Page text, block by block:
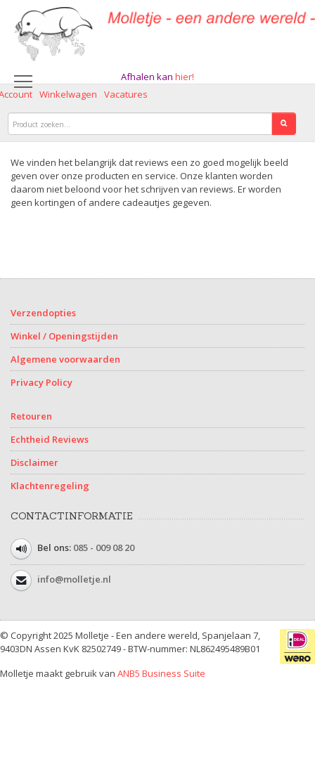
Afhalen kan hier!
Winkelwagen Vacatures
We vinden het belangrijk dat reviews een zo goed mogelijk beeld
geven over onze producten en service. Onze klanten worden
daarom niet beloond voor het schrijven van reviews. Er worden
geen kortingen of andere cadeautjes gegeven.
Verzendopties
Winkel / Openingstijden
Algemene voorwaarden
Privacy Policy
Retouren
Echtheid Reviews
Disclaimer
Klachtenregeling
CONTACTINFORMATIE
Bel ons: 085 - 009 08 20
info@molletje.nl
© Copyright 2025 Molletje - Een andere wereld, Spanjelaan 7,
9403DN Assen KvK 82502749 - BTW-nummer: NL862495489B01
Molletje maakt gebruik van ANB5 Business Suite